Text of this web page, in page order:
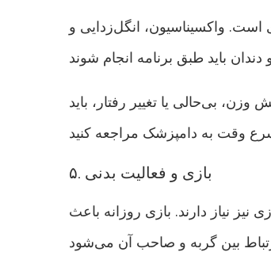
واکسیناسیون، انگل‌زدایی و
بی‌حالی یا تغییر رفتار، باید
۵. بازی و فعالیت بدنی
نیز نیاز دارند. بازی روزانه باعث